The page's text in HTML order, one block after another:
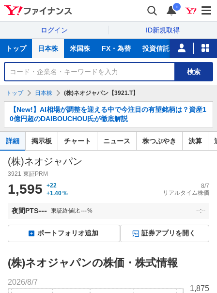
i
ログイン ID新規取得
サ
トップ 日本株 米国株 FX・為替 投資信託 ニュース
銘
検
検索
トップ 日本株 (株)ネオジャパン【3921.T】
知
ら
せ
【New!】AI相場が調整を迎える中で今注目の有望銘柄は？資産1
0億円超のDAIBOUCHOU氏が徹底解説
詳細 掲示板 チャート ニュース 株つぶやき 決算
(株)ネオジャパン
3921 東証PRM
1,595
+22
+1.40%
8/7
リアルタイム株価
夜間PTS--- 東証終値比---% --:--
ポートフォリオ追加 証券アプリを開く
(株)ネオジャパンの株価・株式情報
1,875
2026/8/7